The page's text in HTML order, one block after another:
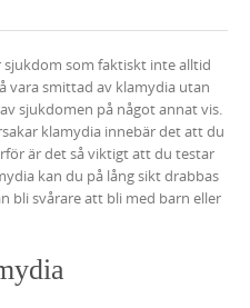
som faktiskt inte alltid
vara smittad av klamydia utan
sjukdomen på något annat vis.
klamydia innebär det att du
är det så viktigt att du testar
kan du på lång sikt drabbas
bli svårare att bli med barn eller